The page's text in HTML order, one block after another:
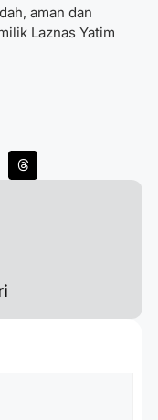
aman dan
Laznas Yatim